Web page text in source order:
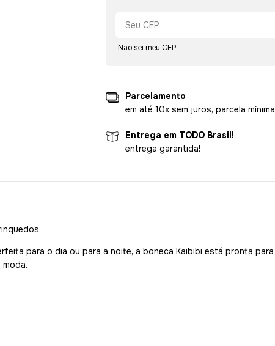
Não sei meu CEP
Parcelamento
em até 10x sem juros, parcela
Entrega em TODO Brasil!
entrega garantida!
para o dia ou para a noite, a boneca Kaibibi está pronta